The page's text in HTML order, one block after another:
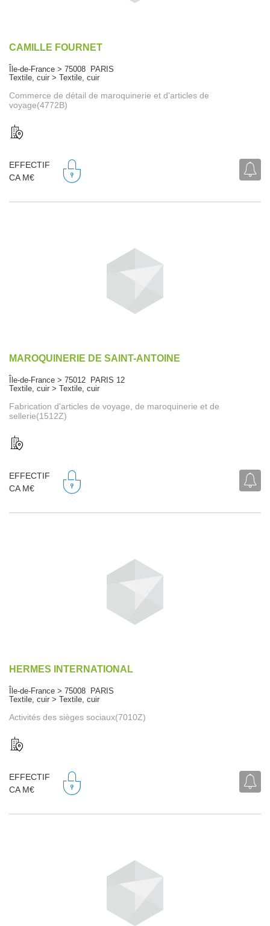
CAMILLE FOURNET
Île-de-France > 75008 PARIS
Textile, cuir > Textile, cuir
Commerce de détail de maroquinerie et d'articles de
voyage(4772B)
EFFECTIF
CA M€
MAROQUINERIE DE SAINT-ANTOINE
Île-de-France > 75012 PARIS 12
Textile, cuir > Textile, cuir
Fabrication d'articles de voyage, de maroquinerie et de
sellerie(1512Z)
EFFECTIF
CA M€
HERMES INTERNATIONAL
Île-de-France > 75008 PARIS
Textile, cuir > Textile, cuir
Activités des sièges sociaux(7010Z)
EFFECTIF
CA M€